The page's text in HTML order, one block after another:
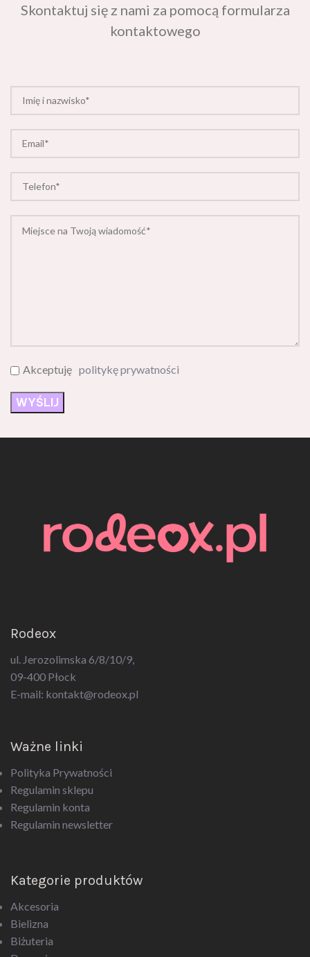
Skontaktuj się z nami za pomocą formularza
kontaktowego
Akceptuję politykę prywatności
Rodeox
ul. Jerozolimska 6/8/10/9,
09-400 Płock
E-mail: kontakt@rodeox.pl
Ważne linki
Polityka Prywatności
Regulamin sklepu
Regulamin konta
Regulamin newsletter
Kategorie produktów
Akcesoria
Bielizna
Biżuteria